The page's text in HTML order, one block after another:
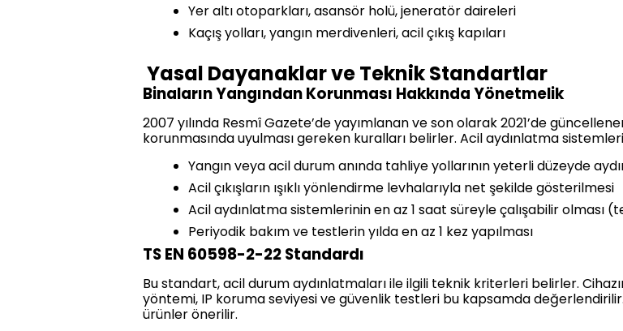
Yer altı otoparkları, asansör holü, jeneratör daireleri
Kaçış yolları, yangın merdivenleri, acil çıkış kapıları
Yasal Dayanaklar ve Teknik Standartlar
Binaların Yangından Korunması Hakkında Yönetmelik
2007 yılında Resmî Gazete’de yayımlanan ve son olarak 2021’de
korunmasında uyulması gereken kuralları belirler. Acil aydınlatma
Yangın veya acil durum anında tahliye yollarının yeterli düzeyde
Acil çıkışların ışıklı yönlendirme levhalarıyla net şekilde gösterilmesi
Acil aydınlatma sistemlerinin en az 1 saat süreyle çalışabilir olması
Periyodik bakım ve testlerin yılda en az 1 kez yapılması
TS EN 60598-2-22 Standardı
Bu standart, acil durum aydınlatmaları ile ilgili teknik kriterleri belirler.
yöntemi, IP koruma seviyesi ve güvenlik testleri bu kapsamda
ürünler önerilir.